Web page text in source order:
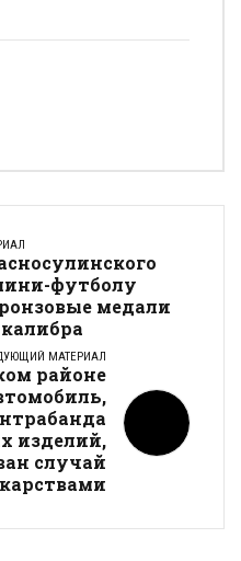
футболу
медали
МАТЕРИАЛ
районе
изделий,
случай